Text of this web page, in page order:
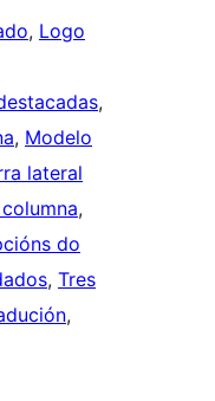
, Logo
, Modelo
lateral
do
, Tres